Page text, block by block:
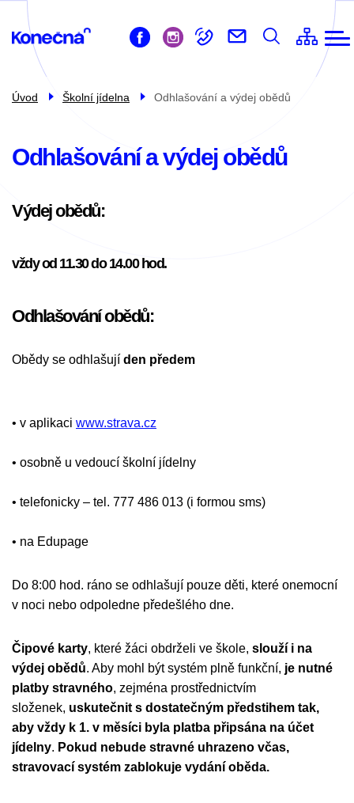
Přejít
hlavnímu
obsahu
Život ve škole
Pro žáky
Školní jídelna
Úvod Školní jídelna Odhlašování a výdej obědů
Odhlašování a výdej obědů
Výdej obědů:
vždy od 11.30 do 14.00 hod.
Odhlašování obědů:
Obědy se odhlašují den předem
• v aplikaci www.strava.cz
• osobně u vedoucí školní jídelny
• telefonicky – tel. 777 486 013 (i formou sms)
• na Edupage
Do 8:00 hod. ráno se odhlašují pouze děti, které onemocní
v noci nebo odpoledne předešlého dne.
Čipové karty, které žáci obdrželi ve škole, slouží i na
výdej obědů. Aby mohl být systém plně funkční, je nutné
platby stravného, zejména prostřednictvím
složenek, uskutečnit s dostatečným předstihem tak,
aby vždy k 1. v měsíci byla platba připsána na účet
jídelny. Pokud nebude stravné uhrazeno včas,
stravovací systém zablokuje vydání oběda.